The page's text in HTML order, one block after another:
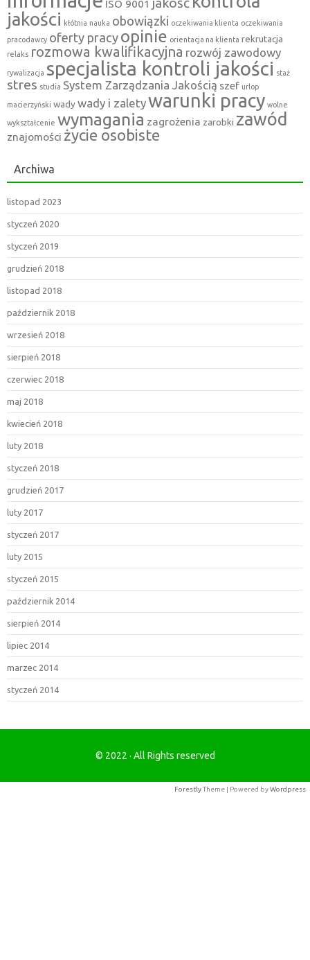
ISO 9001
jakości kłótnia nauka obowiązki oczekiwania klienta oczekiwania
pracodawcy oferty pracy opinie orientacja na klienta rekrutacja
relaks rozmowa kwalifikacyjna rozwój zawodowy
rywalizacja specjalista kontroli jakości staż
stres studia System Zarządzania Jakością szef urlop
macierzyński wadywady i zaletywarunki pracy wolne
wykształcenie wymagania zagrożenia zarobki zawód
znajomości życie osobiste
Archiwa
listopad 2023
styczeń 2020
styczeń 2019
grudzień 2018
listopad 2018
październik 2018
wrzesień 2018
sierpień 2018
czerwiec 2018
maj 2018
kwiecień 2018
luty 2018
styczeń 2018
grudzień 2017
luty 2017
styczeń 2017
luty 2015
styczeń 2015
październik 2014
sierpień 2014
lipiec 2014
marzec 2014
styczeń 2014
© 2022 · All Rights reserved
ForestlyTheme | Powered byWordpress